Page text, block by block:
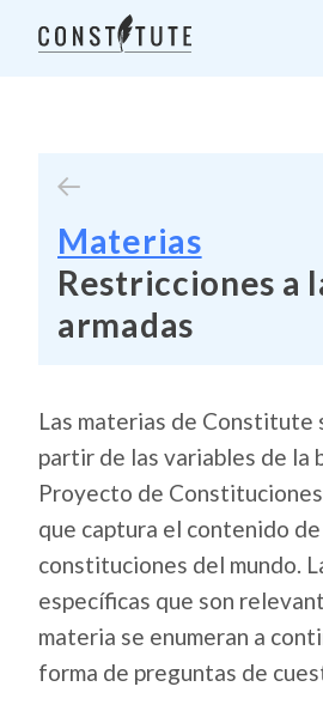
Materias
Restricciones a
armadas
Las materias de Constitute
partir de las variables de la
Proyecto de
que captura el contenido de
constituciones del mundo.
específicas que son
materia se enumeran a
forma de preguntas de